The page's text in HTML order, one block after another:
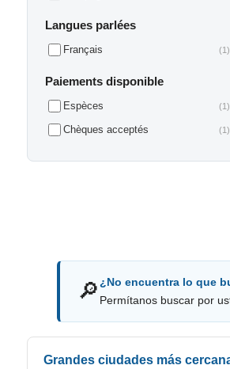
Langues parlées
Français (1)
Paiements disponible
Espèces (1)
Chèques acceptés (1)
🔎 ¿No encuentra lo que
Permítanos buscar por
Grandes ciudades más